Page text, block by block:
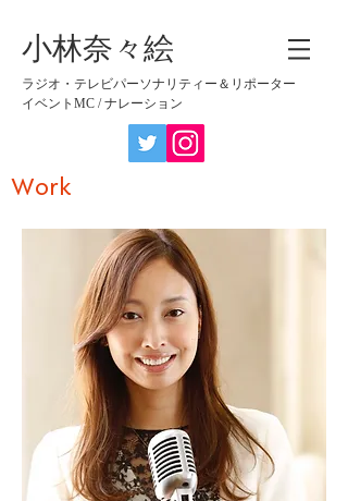
​小林奈々絵
​ラジオ・テレビパーソナリティー＆リポーター
イベントMC / ナレーション
​Work